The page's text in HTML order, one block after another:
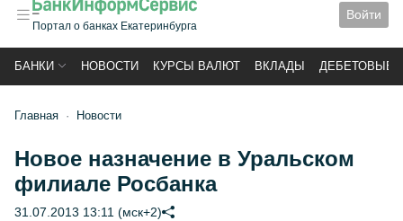
Портал о банках Екатеринбурга
Войти
БАНКИ НОВОСТИ КУРСЫ ВАЛЮТ ВКЛАДЫ ДЕБЕТОВЫЕ
Главная Новости
Новое назначение в Уральском
филиале Росбанка
31.07.2013 13:11 (мск+2)